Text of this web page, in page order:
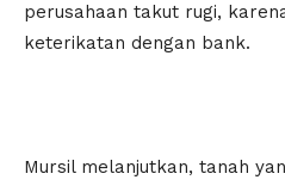
perusahaan takut rugi,
keterikatan dengan bank.
Mursil melanjutkan, tanah